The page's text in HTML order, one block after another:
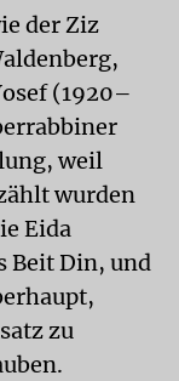
der Ziz
(1920–
weil
wurden
Eida
Beit Din, und
zu